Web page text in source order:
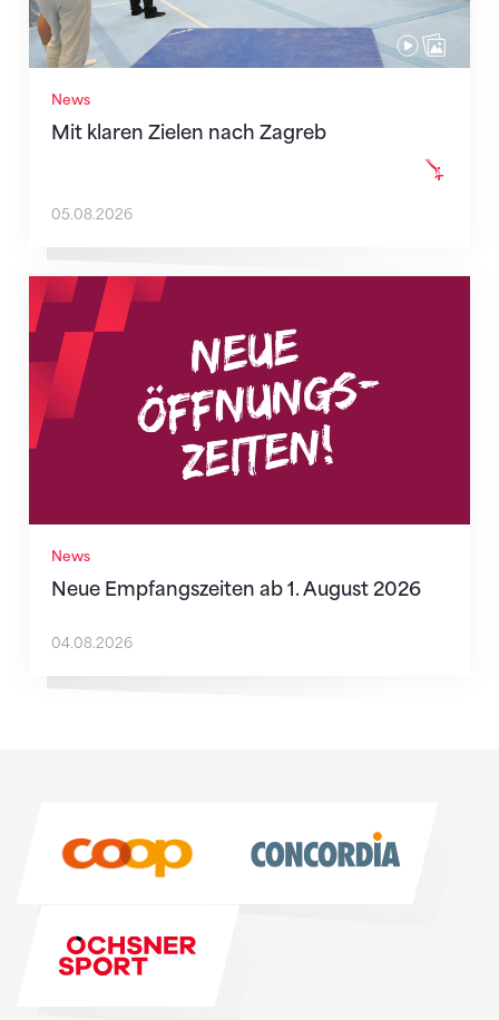
News
Mit klaren Zielen nach Zagreb
05.08.2026
News
Neue Empfangszeiten ab 1. August 2026
Neue Empfangszeiten ab 1. August 2026
04.08.2026